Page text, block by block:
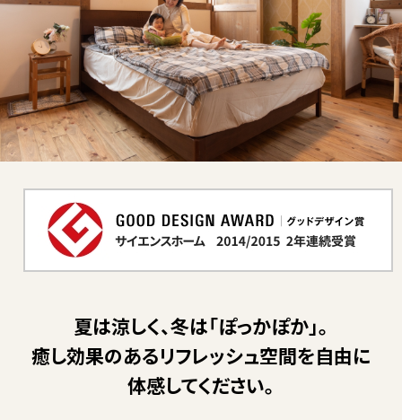
夏は涼しく、冬は「ぽっかぽか」。
癒し効果のあるリフレッシュ空間を自由に
体感してください。